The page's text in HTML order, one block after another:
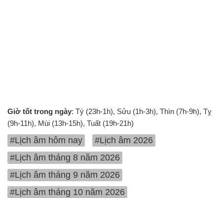
Giờ tốt trong ngày: Tý (23h-1h), Sửu (1h-3h), Thìn (7h-9h), Tỵ
(9h-11h), Mùi (13h-15h), Tuất (19h-21h)
#Lịch âm hôm nay
#Lịch âm 2026
#Lịch âm tháng 8 năm 2026
#Lịch âm tháng 9 năm 2026
#Lịch âm tháng 10 năm 2026